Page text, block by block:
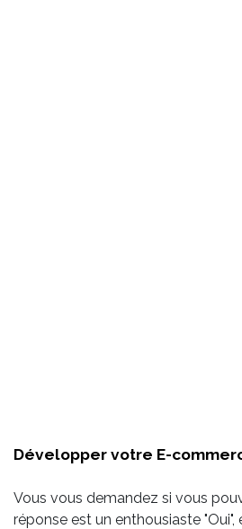
Développer votre E-
Vous vous demandez si vous
réponse est un enthousiaste